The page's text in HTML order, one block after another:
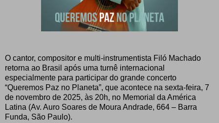
O cantor, compositor e multi-instrumentista Filó Machado
retorna ao Brasil após uma turnê internacional
especialmente para participar do grande concerto
“Queremos Paz no Planeta”, que acontece na sexta-feira, 7
de novembro de 2025, às 20h, no Memorial da América
Latina (Av. Auro Soares de Moura Andrade, 664 – Barra
Funda, São Paulo).